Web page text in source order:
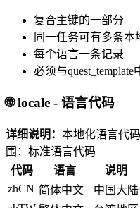
复合主键的一部分
同一任务可有多条本
每个语言一条记录
必须与
🌐 locale - 语言代码
详细说明： 本地化语言代
围：标准语言代码
代码
语言
说明
zhCN 简体中文
中国大陆